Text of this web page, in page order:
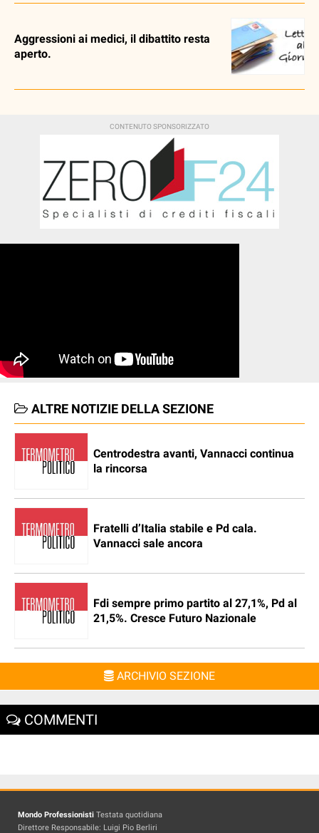
Aggressioni ai medici, il dibattito resta
aperto.
ALTRE NOTIZIE DELLA SEZIONE
Centrodestra avanti, Vannacci continua
la rincorsa
Fratelli d’Italia stabile e Pd cala.
Vannacci sale ancora
Fdi sempre primo partito al 27,1%, Pd al
21,5%. Cresce Futuro Nazionale
ARCHIVIO SEZIONE
COMMENTI
Mondo Professionisti Testata quotidiana
Direttore Responsabile: Luigi Pio Berliri